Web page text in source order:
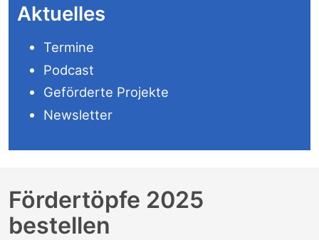
Aktuelles
Termine
Podcast
Geförderte Projekte
Newsletter
Fördertöpfe 2025
bestellen